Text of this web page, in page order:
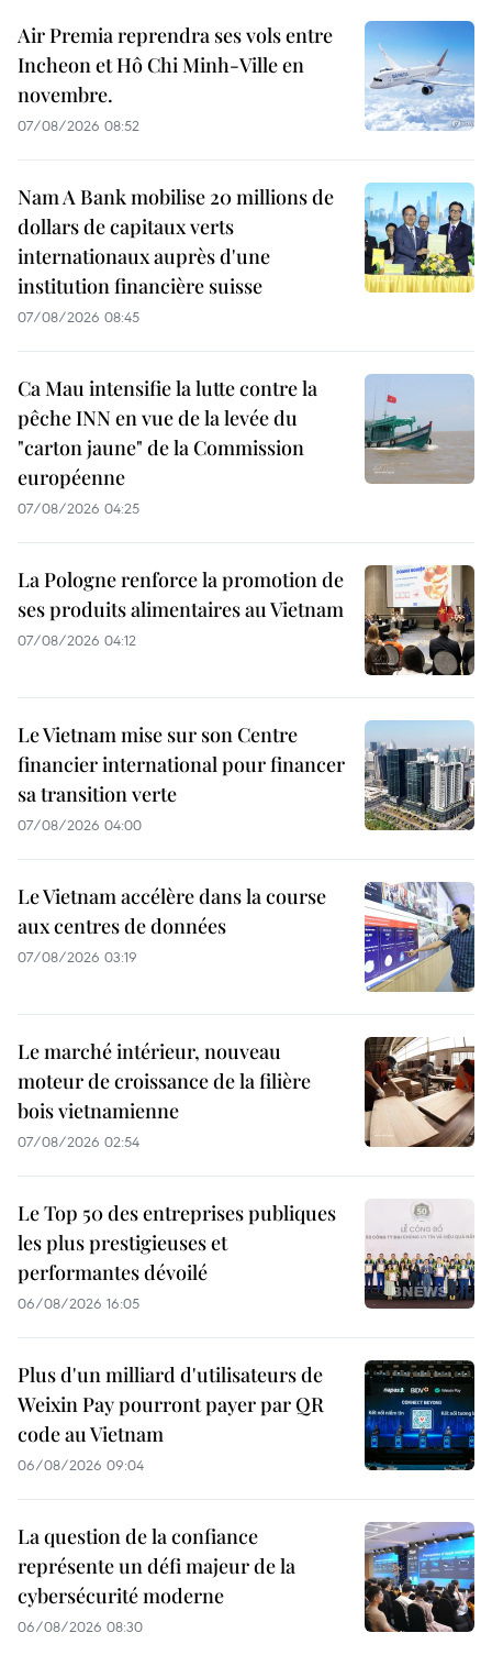
Air Premia reprendra ses vols entre
Incheon et Hô Chi Minh-Ville en
novembre.
07/08/2026 08:52
Nam A Bank mobilise 20 millions de
dollars de capitaux verts
internationaux auprès d'une
institution financière suisse
07/08/2026 08:45
Ca Mau intensifie la lutte contre la
pêche INN en vue de la levée du
"carton jaune" de la Commission
européenne
07/08/2026 04:25
La Pologne renforce la promotion de
ses produits alimentaires au Vietnam
07/08/2026 04:12
Le Vietnam mise sur son Centre
financier international pour financer
sa transition verte
07/08/2026 04:00
Le Vietnam accélère dans la course
aux centres de données
07/08/2026 03:19
Le marché intérieur, nouveau
moteur de croissance de la filière
bois vietnamienne
07/08/2026 02:54
Le Top 50 des entreprises publiques
les plus prestigieuses et
performantes dévoilé
06/08/2026 16:05
Plus d'un milliard d'utilisateurs de
Weixin Pay pourront payer par QR
code au Vietnam
06/08/2026 09:04
La question de la confiance
représente un défi majeur de la
cybersécurité moderne
06/08/2026 08:30